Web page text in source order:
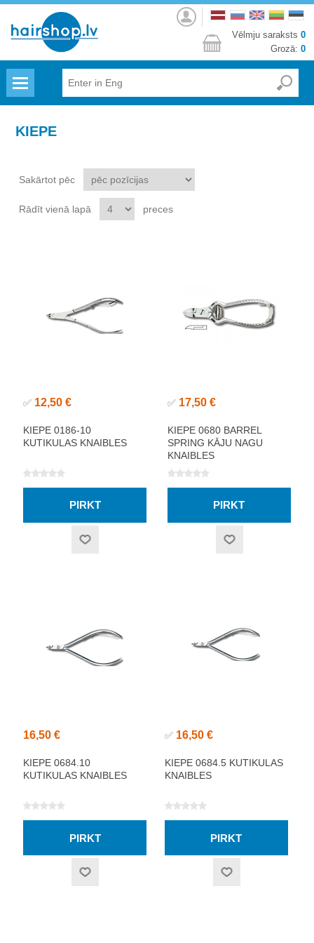
Autorizēties
Vēlmju saraksts 0
Grozā: 0
KIEPE
Sakārtot pēc
Rādīt vienā lapā preces
✅ 12,50 €
KIEPE 0186-10
KUTIKULAS KNAIBLES
✅ 17,50 €
KIEPE 0680 BARREL
SPRING KĀJU NAGU
KNAIBLES
16,50 €
KIEPE 0684.10
KUTIKULAS KNAIBLES
✅ 16,50 €
KIEPE 0684.5 KUTIKULAS
KNAIBLES